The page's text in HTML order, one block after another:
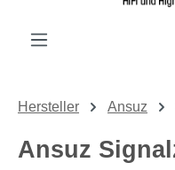
Hersteller Ansuz
Ansuz